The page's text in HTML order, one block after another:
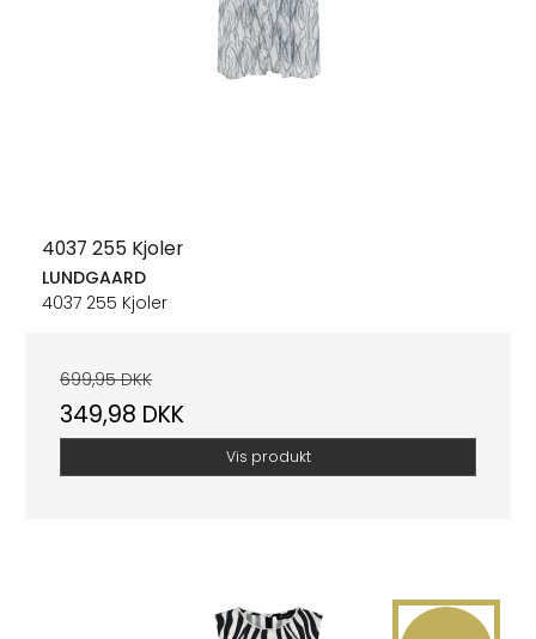
4037 255 Kjoler
LUNDGAARD
4037 255 Kjoler
699,95 DKK
349,98 DKK
Vis produkt